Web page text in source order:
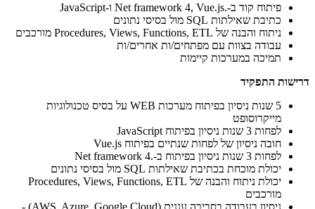
פיתוח קוד ב-.Net framework 4, Vue.js ו-JavaScript
כתיבת שאילתות SQL מול בסיסי נתונים
ניתוח והבנה של Procedures, Views, Functions, ETL מורכבים
עבודה בצוות עם מפתחים/ות אחרים/ות
תמיכה במערכות קיימות
דרישות התפקיד
5 שנות ניסיון בפיתוח מערכות WEB על בסיס טכנולוגיות
מייקרוסופט
לפחות 3 שנות ניסיון בפיתוח JavaScript
חובה ניסיון של לפחות שנתיים בפיתוח Vue.js
לפחות 3 שנות ניסיון בפיתוח ב-.Net framework 4
יכולת מוכחת בכתיבת שאילתות SQL מול בסיסי נתונים
יכולת ניתוח והבנה של Procedures, Views, Functions, ETL
מורכבים
ניסיון בעבודה בסביבה עננית (AWS, Azure, Google Cloud) -